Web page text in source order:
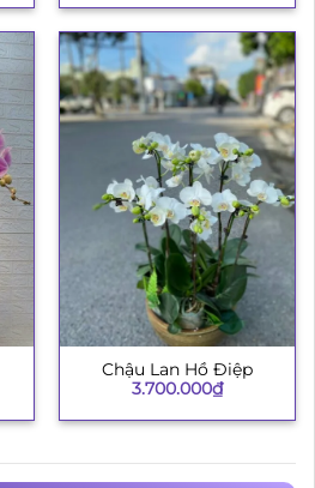
Chậu Lan Hồ Điệp
3.700.000₫